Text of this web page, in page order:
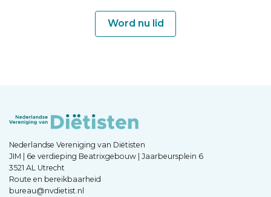
Word nu lid
Nederlandse Vereniging van Diëtisten
JIM | 6e verdieping Beatrixgebouw | Jaarbeursplein 6
3521 AL Utrecht
Route en bereikbaarheid
bureau@nvdietist.nl